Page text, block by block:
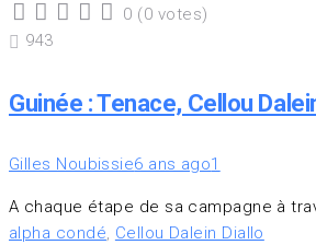
2
1
0 (0 votes)
943
Guinée : Tenace, Cellou
Gilles Noubissie6 ans ago1
A chaque étape de sa campagne à
alpha condé, Cellou Dalein Diallo